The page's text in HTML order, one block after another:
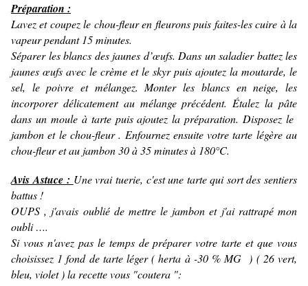
Préparation :
Lavez et coupez le chou-fleur en fleurons puis faites-les cuire à la
vapeur pendant 15 minutes.
Séparer les blancs des jaunes d’œufs. Dans un saladier battez les
jaunes œufs avec le crème et le skyr puis ajoutez la moutarde, le
sel, le poivre et mélangez. Monter les blancs en neige, les
incorporer délicatement au mélange précédent. Étalez la pâte
dans un moule à tarte puis ajoutez la préparation. Disposez le
jambon et le chou-fleur . Enfournez ensuite votre tarte légère au
chou-fleur et au jambon 30 à 35 minutes à 180°C.
Avis Astuce : Une vrai tuerie, c'est une tarte qui sort des sentiers
battus !
OUPS , j'avais oublié de mettre le jambon et j'ai rattrapé mon
oubli ….
Si vous n'avez pas le temps de préparer votre tarte et que vous
choisissez 1 fond de tarte léger ( herta à -30 % MG ) ( 26 vert,
bleu, violet ) la recette vous "coutera ":